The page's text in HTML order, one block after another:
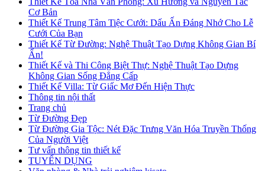
Cơ Bản
Thiết Kế Trung Tâm Tiệc Cưới: Dấu Ấn Đáng Nhớ Cho Lễ
Cưới Của Bạn
Thiết Kế Từ Đường: Nghệ Thuật Tạo Dựng Không Gian Bí
Ẩn!
Thiết Kế và Thi Công Biệt Thự: Nghệ Thuật Tạo Dựng
Không Gian Sống Đẳng Cấp
Thiết Kế Villa: Từ Giấc Mơ Đến Hiện Thực
Thông tin nội thất
Trang chủ
Từ Đường Đẹp
Từ Đường Gia Tộc: Nét Đặc Trưng Văn Hóa Truyền Thống
Của Người Việt
Tư vấn thông tin thiết kế
TUYỂN DỤNG